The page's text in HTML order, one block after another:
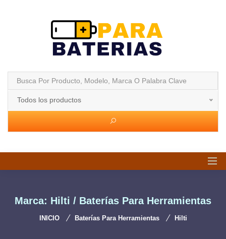
Todos los productos
Marca: Hilti / Baterías Para Herramientas
INICIO Baterías Para Herramientas Hilti